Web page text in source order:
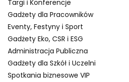
Targi i Konferencje
Gadżety dla Pracowników
Eventy, Festyny i Sport
Gadżety Eko, CSR i ESG
Administracja Publiczna
Gadżety dla Szkół i Uczelni
Spotkania biznesowe VIP